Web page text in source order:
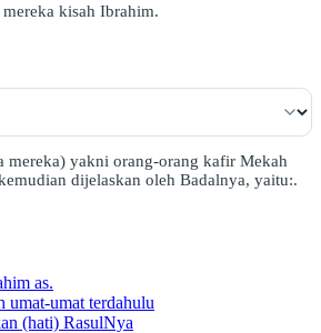
kisah Ibrahim.
mereka) yakni orang-orang kafir Mekah
dijelaskan oleh Badalnya, yaitu:.
as.
umat-umat terdahulu
(hati) RasulNya